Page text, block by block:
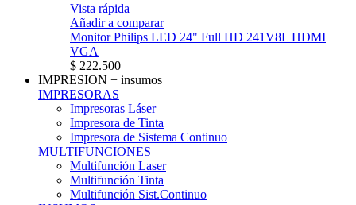
Vista rápida
Añadir a comparar
Monitor Philips LED 24" Full HD 241V8L HDMI
VGA
$ 222.500
IMPRESION + insumos
IMPRESORAS
Impresoras Láser
Impresora de Tinta
Impresora de Sistema Continuo
MULTIFUNCIONES
Multifunción Laser
Multifunción Tinta
Multifunción Sist.Continuo